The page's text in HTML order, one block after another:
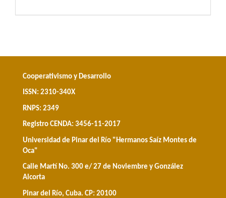
Cooperativismo y Desarrollo
ISSN: 2310-340X
RNPS: 2349
Registro CENDA: 3456-11-2017
Universidad de Pinar del Río "Hermanos Saíz Montes de
Oca"
Calle Martí No. 300 e/ 27 de Noviembre y González
Alcorta
Pinar del Río, Cuba. CP: 20100